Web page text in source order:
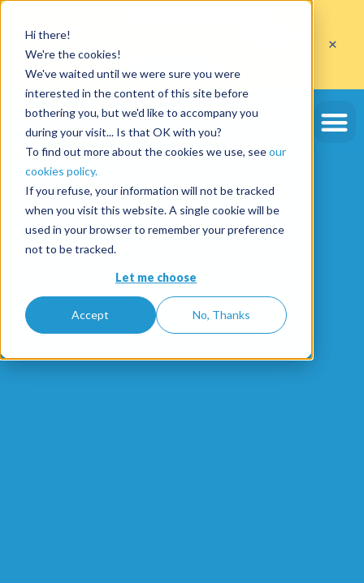
Hi there!
We're the cookies!
We've waited until we were sure you were
interested in the content of this site before
bothering you, but we'd like to accompany you
during your visit... Is that OK with you?
To find out more about the cookies we use, seeour
cookies policy.
If you refuse, your information will not be tracked
when you visit this website. A single cookie will be
used in your browser to remember your preference
not to be tracked.
Let me choose
Accept No, Thanks
sur l'ouverture d'un compte avec le code
jusqu'au 30/09/2026*
J'en profite
×